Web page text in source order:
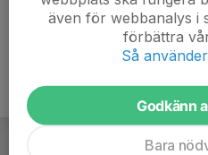
även för webbanalys i
förbättra
Så
Godkänn
Bara